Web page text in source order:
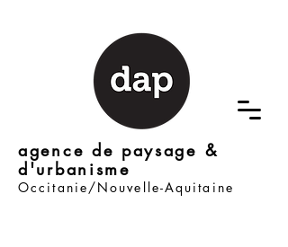
agence de paysage &
d'urbanisme
Occitanie/Nouvelle-Aquitaine